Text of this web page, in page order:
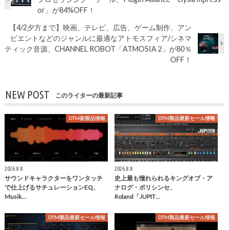
or」が84%OFF！
【4/2夕方まで】映画、テレビ、広告、ゲーム制作、アン
ビエントなどのジャンルに最適なアトモスフィア/シネマ
ティック音源、CHANNEL ROBOT「ATMOSIA 2」が80％
OFF！
NEW POST このライターの最新記事
DTM新製品情報
2026.8.8
サウンドキャラクターをワンタッチ
で仕上げるサチュレーションEQ、
Musik…
DTM製品最新セール情報
2026.8.8
史上最も憧れられるキングオブ・ア
ナログ・ポリシンセ、
Roland「JUPIT…
DTM製品最新セール情報 DTM製品最新セール情報